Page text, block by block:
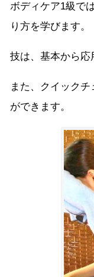
ボディケア1級で
り方を学びます。
技は、基本から応
また、クイック
ができます。